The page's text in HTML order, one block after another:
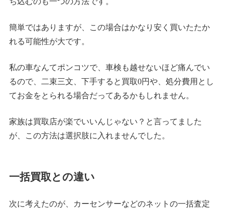
簡単ではありますが、この場合はかなり安く買いたたか
れる可能性が大です。
私の車なんてポンコツで、車検も越せないほど痛んでい
るので、二束三文、下手すると買取0円や、処分費用とし
てお金をとられる場合だってあるかもしれません。
家族は買取店が楽でいいんじゃない？と言ってました
が、この方法は選択肢に入れませんでした。
一括買取との違い
次に考えたのが、カーセンサーなどのネットの一括査定